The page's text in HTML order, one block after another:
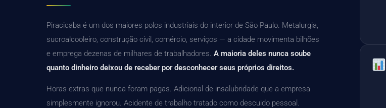
Piracicaba é um dos maiores polos industriais do interior de São Paulo. Metalurgia,
sucroalcooleiro, construção civil, comércio, serviços — a cidade movimenta bilhões
e emprega dezenas de milhares de trabalhadores. A maioria deles nunca soube
quanto dinheiro deixou de receber por desconhecer seus próprios direitos.
Horas extras que nunca foram pagas. Adicional de insalubridade que a empresa
simplesmente ignorou. Acidente de trabalho tratado como descuido pessoal.